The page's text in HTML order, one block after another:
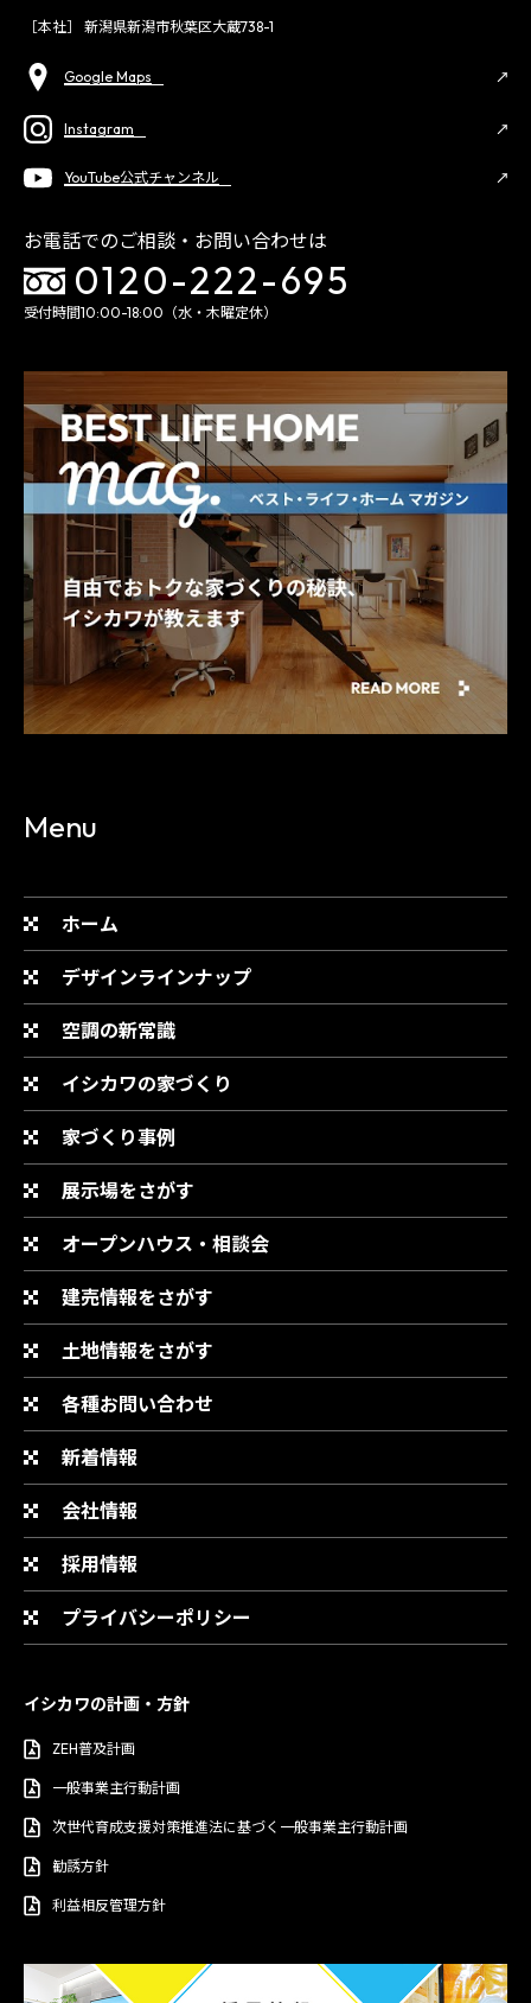
［本社］ 新潟県新潟市秋葉区大蔵738-1
Google Maps
Instagram
YouTube公式チャンネル
お電話でのご相談・お問い合わせは
0120-222-695
受付時間10:00-18:00（水・木曜定休）
Menu
ホーム
デザインラインナップ
空調の新常識
イシカワの家づくり
家づくり事例
展示場をさがす
オープンハウス・相談会
建売情報をさがす
土地情報をさがす
各種お問い合わせ
新着情報
会社情報
採用情報
プライバシーポリシー
イシカワの計画・方針
ZEH普及計画
一般事業主行動計画
次世代育成支援対策推進法に基づく一般事業主行動計画
勧誘方針
利益相反管理方針